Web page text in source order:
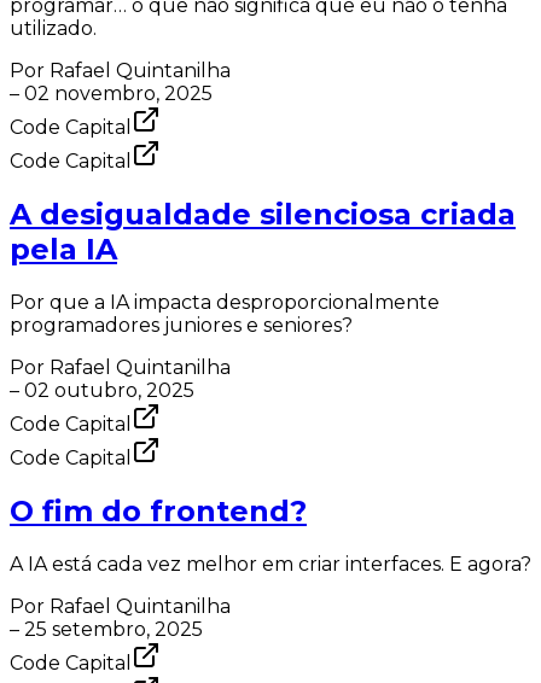
programar… o que não significa que eu não o tenha
utilizado.
Por Rafael Quintanilha
– 02 novembro, 2025
Code Capital
Code Capital
A desigualdade silenciosa criada
pela IA
Por que a IA impacta desproporcionalmente
programadores juniores e seniores?
Por Rafael Quintanilha
– 02 outubro, 2025
Code Capital
Code Capital
O fim do frontend?
A IA está cada vez melhor em criar interfaces. E agora?
Por Rafael Quintanilha
– 25 setembro, 2025
Code Capital